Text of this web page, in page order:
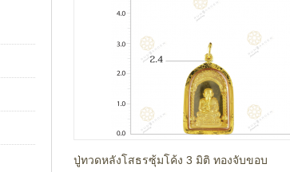
ปู่ทวดหลังโสธรซุ้มโค้ง 3 มิติ ทองจับขอบ